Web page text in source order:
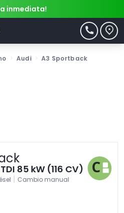
inmediata!
Audi A3 Sportback
85 kW (116 CV)
| Cambio manual